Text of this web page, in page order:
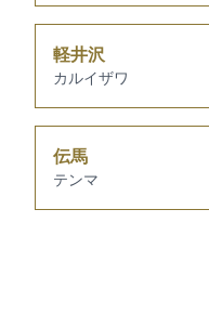
軽井沢
カルイザワ
伝馬
テンマ